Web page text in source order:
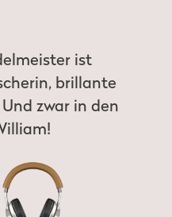
ist
brillante
zwar in den